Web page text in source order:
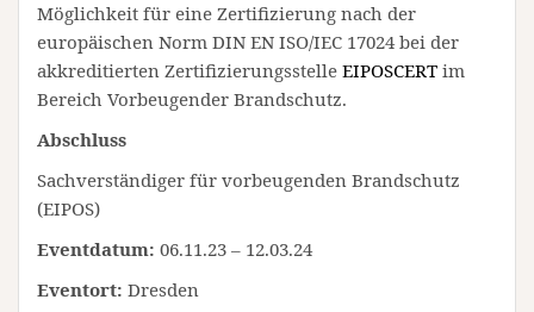
Möglichkeit für eine Zertifizierung nach der
europäischen Norm DIN EN ISO/IEC 17024 bei der
akkreditierten Zertifizierungsstelle EIPOSCERT im
Bereich Vorbeugender Brandschutz.
Abschluss
Sachverständiger für vorbeugenden Brandschutz
(EIPOS)
Eventdatum: 06.11.23 – 12.03.24
Eventort: Dresden